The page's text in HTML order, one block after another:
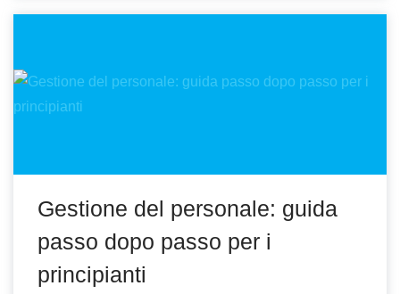
Gestione del personale: guida
passo dopo passo per i
principianti